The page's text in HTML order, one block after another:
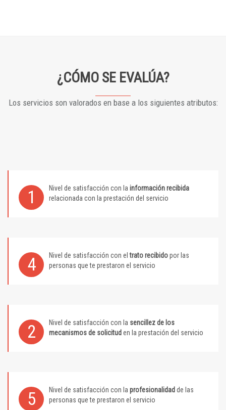
¿CÓMO SE EVALÚA?
Los servicios son valorados en base a los siguientes atributos:
1 Nivel de satisfacción con la información recibida
relacionada con la prestación del servicio
4 Nivel de satisfacción con eltrato recibidopor las
personas que te prestaron el servicio
2 Nivel de satisfacción con la sencillez de los
mecanismos de solicitud en la prestación del servicio
5 Nivel de satisfacción con la profesionalidad de las
personas que te prestaron el servicio